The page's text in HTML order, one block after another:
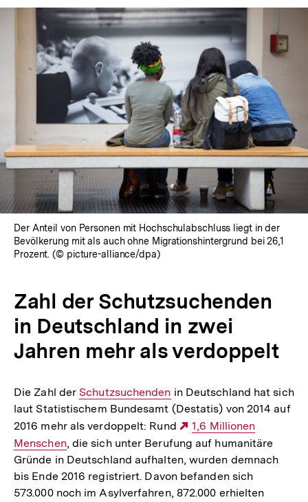
Der Anteil von Personen mit Hochschulabschluss liegt in der
Bevölkerung mit als auch ohne Migrationshintergrund bei 26,1
Prozent. (© picture-alliance/dpa)
Zahl der Schutzsuchenden
in Deutschland in zwei
Jahren mehr als verdoppelt
Die Zahl der Interner
Link:
Schutzsuchenden in Deutschland hat sich
laut Statistischem Bundesamt (Destatis) von 2014 auf
2016 mehr als verdoppelt: Rund
Externer
Link:
1,6 Millionen
Menschen, die sich unter Berufung auf humanitäre
Gründe in Deutschland aufhalten, wurden demnach
bis Ende 2016 registriert. Davon befanden sich
573.000 noch im Asylverfahren, 872.000 erhielten